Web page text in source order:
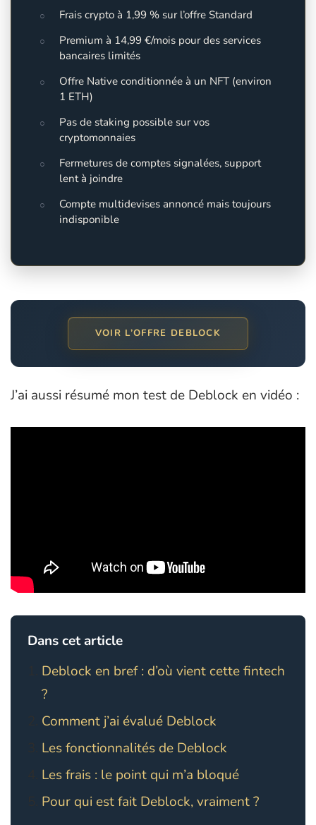
Frais crypto à 1,99 % sur l’offre Standard
Premium à 14,99 €/mois pour des services
bancaires limités
Offre Native conditionnée à un NFT (environ
1 ETH)
Pas de staking possible sur vos
cryptomonnaies
Fermetures de comptes signalées, support
lent à joindre
Compte multidevises annoncé mais toujours
indisponible
VOIR L’OFFRE DEBLOCK
J’ai aussi résumé mon test de Deblock en vidéo :
Dans cet article
Deblock en bref : d’où vient cette fintech
?
Comment j’ai évalué Deblock
Les fonctionnalités de Deblock
Les frais : le point qui m’a bloqué
Pour qui est fait Deblock, vraiment ?